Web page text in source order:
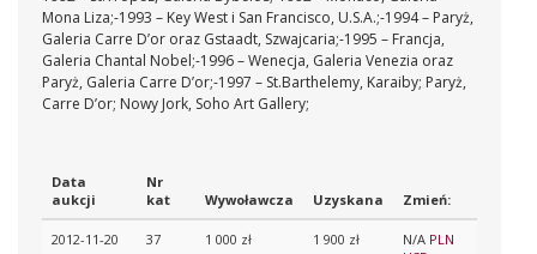
Mona Liza;-1993 – Key West i San Francisco, U.S.A.;-1994 – Paryż,
Galeria Carre D’or oraz Gstaadt, Szwajcaria;-1995 – Francja,
Galeria Chantal Nobel;-1996 – Wenecja, Galeria Venezia oraz
Paryż, Galeria Carre D’or;-1997 – St.Barthelemy, Karaiby; Paryż,
Carre D’or; Nowy Jork, Soho Art Gallery;
Data
aukcji
Nr
kat
Wywoławcza Uzyskana Zmień:
2012-11-20 37 1 000 zł 1 900 zł N/A PLN